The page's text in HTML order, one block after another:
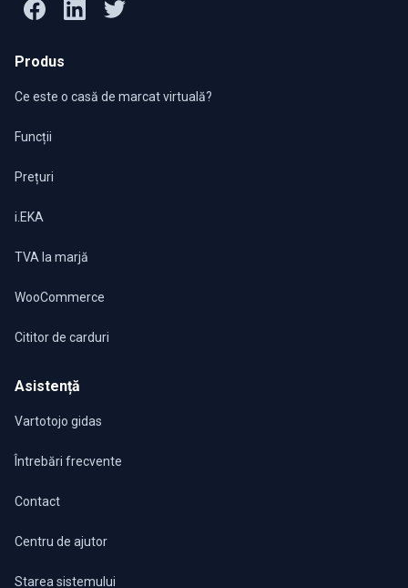
Produs
Ce este o casă de marcat virtuală?
Funcții
Prețuri
i.EKA
TVA la marjă
WooCommerce
Cititor de carduri
Asistență
Vartotojo gidas
Întrebări frecvente
Contact
Centru de ajutor
Starea sistemului